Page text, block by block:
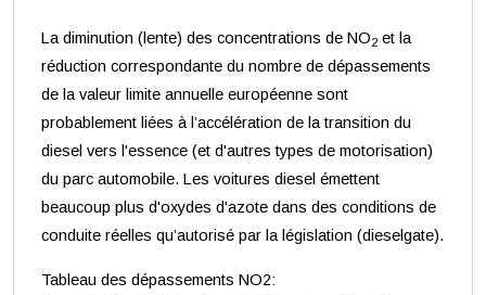
La diminution (lente) des concentrations de NO2 et la
réduction correspondante du nombre de dépassements
de la valeur limite annuelle européenne sont
probablement liées à l’accélération de la transition du
diesel vers l'essence (et d'autres types de motorisation)
du parc automobile. Les voitures diesel émettent
beaucoup plus d'oxydes d'azote dans des conditions de
conduite réelles qu’autorisé par la législation (dieselgate).
Tableau des dépassements NO2: